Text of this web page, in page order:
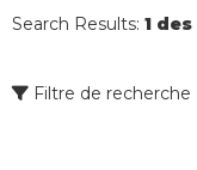
Search Results: 1
Filtre de recherche